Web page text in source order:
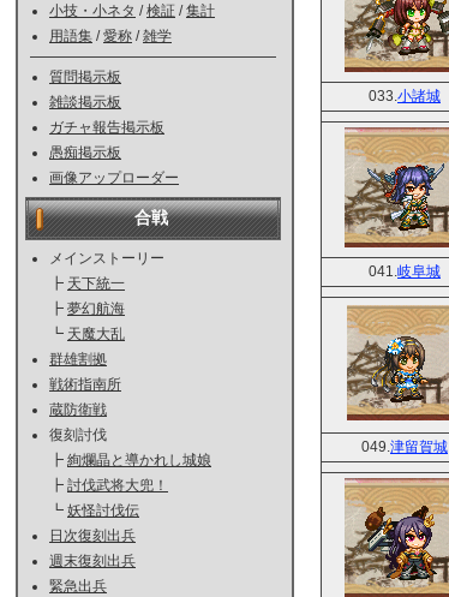
小技・小ネタ /検証 /集計
用語集 /愛称 /雑学
質問掲示板
雑談掲示板
ガチャ報告掲示板
愚痴掲示板
画像アップローダー
合戦
メインストーリー
┣ 天下統一
┣ 夢幻航海
┗ 天魔大乱
群雄割拠
戦術指南所
蔵防衛戦
復刻討伐
┣ 絢爛晶と導かれし城娘
┣ 討伐武将大兜！
┗ 妖怪討伐伝
日次復刻出兵
週末復刻出兵
緊急出兵
033. 小諸城
041. 岐阜城
049. 津留賀城